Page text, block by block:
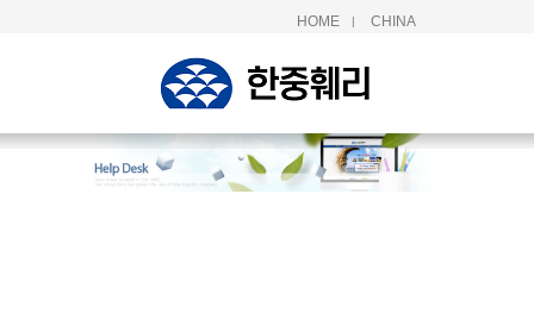
HOME | CHINA